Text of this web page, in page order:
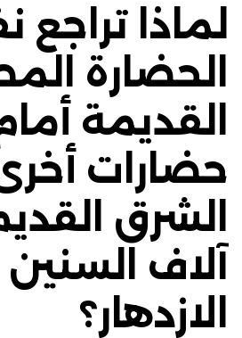
لماذا تراجع
الحضارة
القديمة
حضارات
الشرق
آلاف
الازدهار؟